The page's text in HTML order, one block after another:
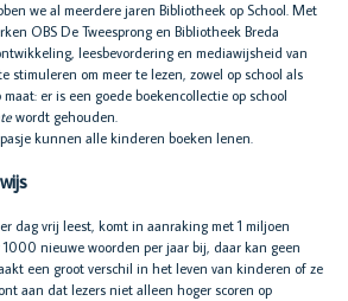
we al meerdere jaren Bibliotheek op School. Met
OBS De Tweesprong en Bibliotheek Breda
leesbevordering en mediawijsheid van
stimuleren om meer te lezen, zowel op school als
er is een goede boekencollectie op school
wordt gehouden.
kunnen alle kinderen boeken lenen.
dag vrij leest, komt in aanraking met 1 miljoen
nieuwe woorden per jaar bij, daar kan geen
een groot verschil in het leven van kinderen of ze
aan dat lezers niet alleen hoger scoren op